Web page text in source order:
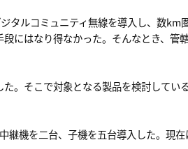
タルコミュニティ無線を導入し、数km
にはなり得なかった。そんなとき、管
。そこで対象となる製品を検討してい
継機を二台、子機を五台導入した。現